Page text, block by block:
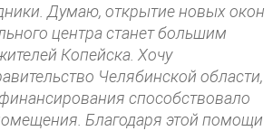
Думаю, открытие новых окон
центра станет большим
Копейска. Хочу
Челябинской области,
способствовало
Благодаря этой помощи